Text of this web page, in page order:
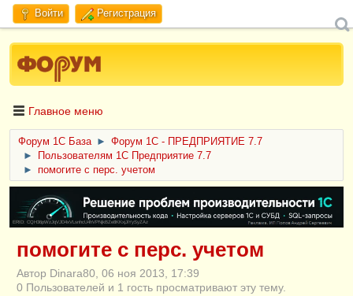
Войти Регистрация
Главное меню
Форум 1C База ►
Форум 1С - ПРЕДПРИЯТИЕ 7.7
►
Пользователям 1С Предприятие 7.7
►
помогите с перс. учетом
ERID: CQH36pWzJqVJD4xVLsnhcU4hVPNjkBZe8KKxjJiYySyZAz
помогите с перс. учетом
Автор Dinara80, 06 ноя 2013, 17:39
0 Пользователей и 1 гость просматривают эту тему.